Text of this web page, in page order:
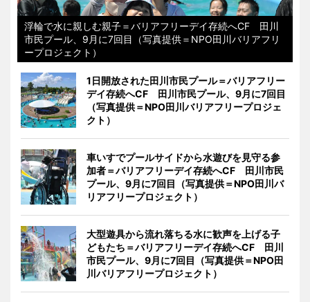
浮輪で水に親しむ親子＝バリアフリーデイ存続へCF 田川
市民プール、9月に7回目（写真提供＝NPO田川バリアフリ
ープロジェクト）
1日開放された田川市民プール＝バリアフリー
デイ存続へCF 田川市民プール、9月に7回目
（写真提供＝NPO田川バリアフリープロジェ
クト）
車いすでプールサイドから水遊びを見守る参
加者＝バリアフリーデイ存続へCF 田川市民
プール、9月に7回目（写真提供＝NPO田川バ
リアフリープロジェクト）
大型遊具から流れ落ちる水に歓声を上げる子
どもたち＝バリアフリーデイ存続へCF 田川
市民プール、9月に7回目（写真提供＝NPO田
川バリアフリープロジェクト）